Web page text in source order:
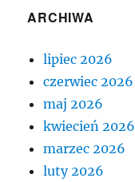
ARCHIWA
lipiec 2026
czerwiec 2026
maj 2026
kwiecień 2026
marzec 2026
luty 2026